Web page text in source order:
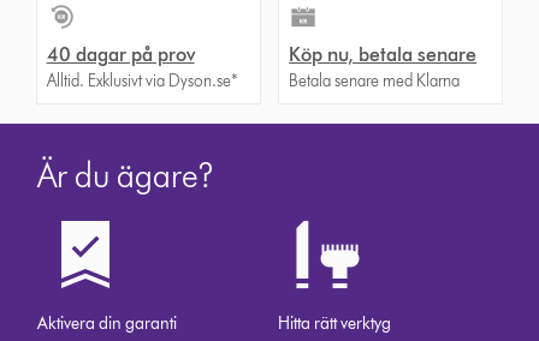
40 dagar på prov
Alltid. Exklusivt via Dyson.se*
Köp nu, betala senare
Betala senare med Klarna
Är du ägare?
Aktivera din garanti Hitta rätt verktyg